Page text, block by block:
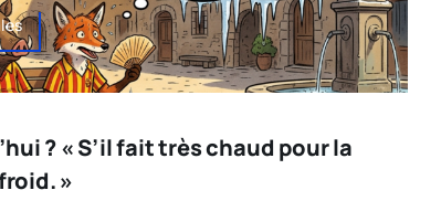
? « S’il fait très chaud pour la
»